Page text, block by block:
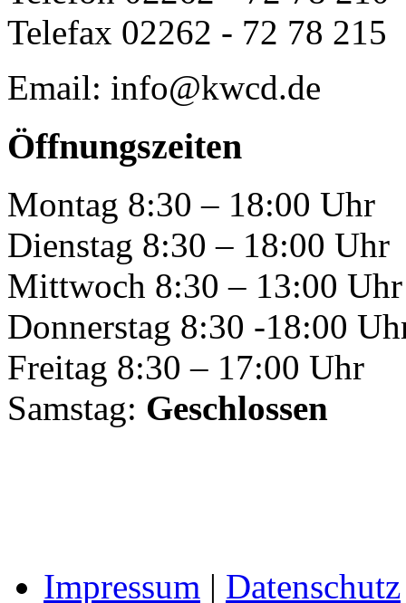
Telefax 02262 - 72 78 215
Email: info@kwcd.de
Öffnungszeiten
Montag 8:30 – 18:00 Uhr
Dienstag 8:30 – 18:00 Uhr
Mittwoch 8:30 – 13:00 Uhr
Donnerstag 8:30 -18:00
Freitag 8:30 – 17:00 Uhr
Samstag: Geschlossen
Impressum | Datenschutz